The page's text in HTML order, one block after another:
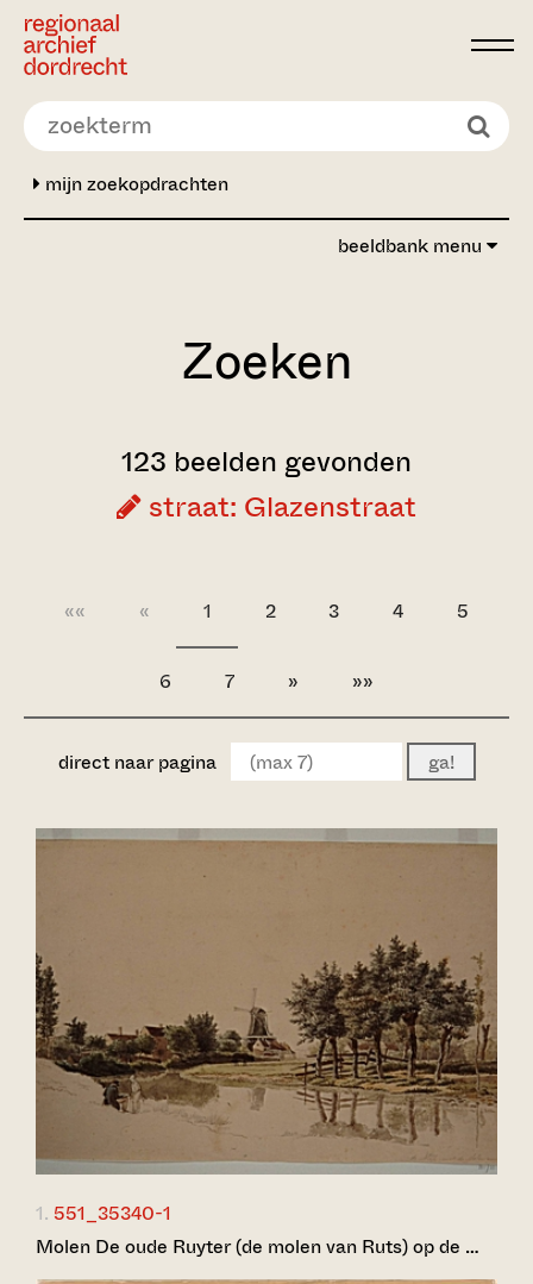
Ga direct naar de inhoud
mijn zoekopdrachten
beeldbank menu
Zoeken
123 beelden gevonden
straat: Glazenstraat
«« « 1 2 3 4 5
6 7 » »»
direct naar pagina ga!
1. 551_35340-1
Molen De oude Ruyter (de molen van Ruts) op de …